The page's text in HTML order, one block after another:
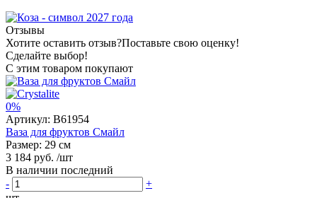
Отзывы
Хотите оставить отзыв?Поставьте свою оценку!
Сделайте выбор!
С этим товаром покупают
0%
Артикул: B61954
Ваза для фруктов Смайл
Размер: 29 см
3 184 руб. /шт
В наличии последний
-
+